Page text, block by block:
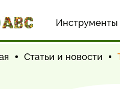
Инструменты
Статьи и новости